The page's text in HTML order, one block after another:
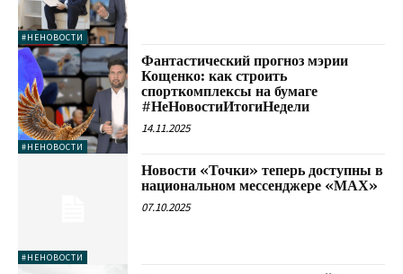
#НЕНОВОСТИ
#НЕНОВОСТИ
Фантастический прогноз мэрии
Кощенко: как строить
спорткомплексы на бумаге
#НеНовостиИтогиНедели
14.11.2025
#НЕНОВОСТИ
Новости «Точки» теперь доступны в
национальном мессенджере «МАХ»
07.10.2025